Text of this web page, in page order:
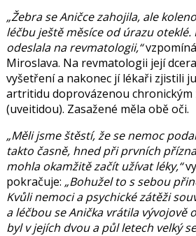
„Žebra se Aničce zahojila, ale
léčbu ještě měsíce od úrazu
odeslala na revmatologii,“
Miroslava. Na revmatologii její
vyšetření a nakonec jí lékaři zjistili
artritidu doprovázenou chronickým
(uveitidou). Zasažené měla obě oči.
„Měli jsme štěstí, že se nemoc
takto časně, hned při prvních
mohla okamžitě začít užívat léky,“
pokračuje: „Bohužel to s sebou
Kvůli nemoci a psychické zátěži
a léčbou se Anička vrátila vývojově
byl v jejích dvou a půl letech velký